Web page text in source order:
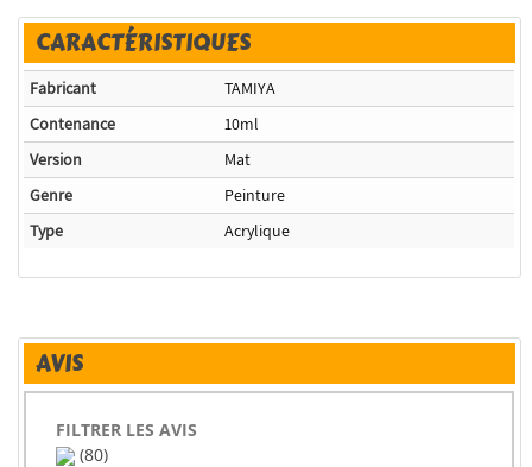
CARACTÉRISTIQUES
Fabricant
TAMIYA
Contenance
10ml
Version
Mat
Genre
Peinture
Type
Acrylique
AVIS
FILTRER LES AVIS
(80)